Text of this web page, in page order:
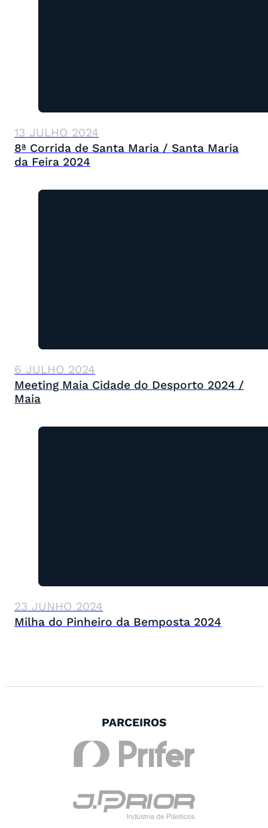
13 JULHO 2024
8ª Corrida de Santa Maria / Santa Maria
da Feira 2024
6 JULHO 2024
Meeting Maia Cidade do Desporto 2024 /
Maia
23 JUNHO 2024
Milha do Pinheiro da Bemposta 2024
PARCEIROS